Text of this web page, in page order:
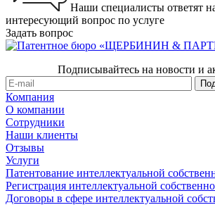
Наши специалисты ответят
интересующий вопрос по услуге
Задать вопрос
Подписывайтесь на новости и
Компания
О компании
Сотрудники
Наши клиенты
Отзывы
Услуги
Патентование интеллектуальной
Регистрация интеллектуальной
Договоры в сфере интеллектуальной